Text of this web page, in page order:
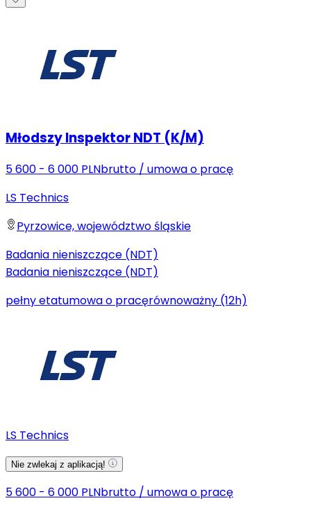
Młodszy Inspektor NDT (K/M)
5 600 - 6 000 PLNbrutto / umowa o pracę
LS Technics
Pyrzowice, województwo śląskie
Badania nieniszczące (NDT)
Badania nieniszczące (NDT)
pełny etatumowa o pracęrównoważny (12h)
LS Technics
Nie zwlekaj z aplikacją!
5 600 - 6 000 PLNbrutto / umowa o pracę